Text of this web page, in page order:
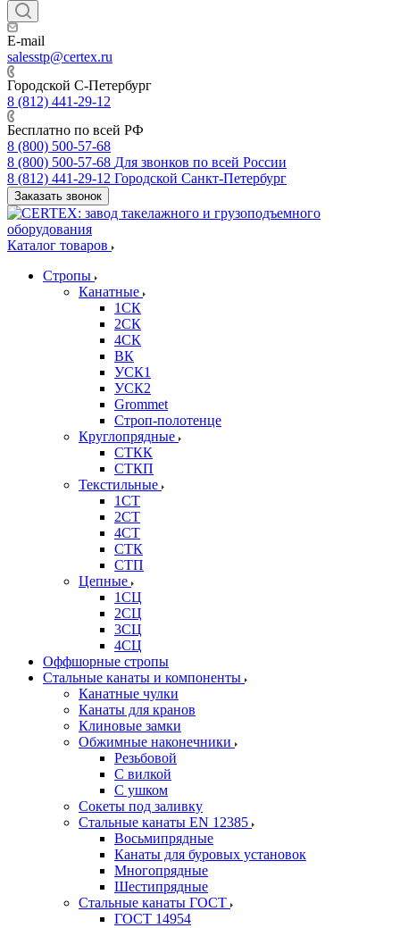
E-mail
salesstp@certex.ru
Городской С-Петербург
8 (812) 441-29-12
Бесплатно по всей РФ
8 (800) 500-57-68
8 (800) 500-57-68 Для звонков по всей России
8 (812) 441-29-12 Городской Санкт-Петербург
Заказать звонок
Каталог товаров
Стропы
Канатные
1СК
2СК
4СК
ВК
УСК1
УСК2
Grommet
Строп-полотенце
Круглопрядные
СТКК
СТКП
Текстильные
1СТ
2СТ
4СТ
СТК
СТП
Цепные
1СЦ
2СЦ
3СЦ
4СЦ
Оффшорные стропы
Стальные канаты и компоненты
Канатные чулки
Канаты для кранов
Клиновые замки
Обжимные наконечники
Резьбовой
С вилкой
С ушком
Сокеты под заливку
Стальные канаты EN 12385
Восьмипрядные
Канаты для буровых установок
Многопрядные
Шестипрядные
Стальные канаты ГОСТ
ГОСТ 14954